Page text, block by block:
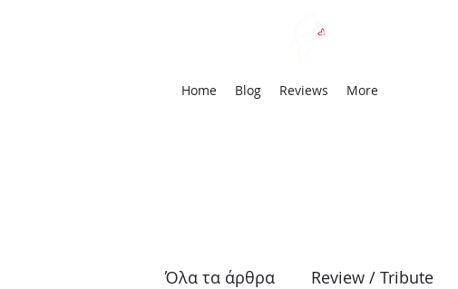
Home Blog Reviews More
Όλα τα άρθρα Review / Tribute